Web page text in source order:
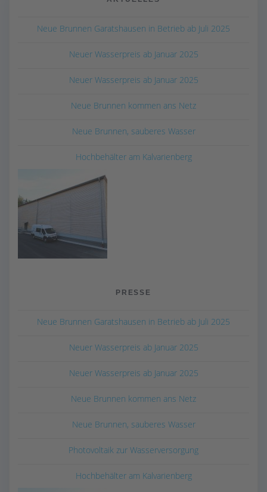
Neue Brunnen Garatshausen in Betrieb ab Juli 2025
Neuer Wasserpreis ab Januar 2025
Neuer Wasserpreis ab Januar 2025
Neue Brunnen kommen ans Netz
Neue Brunnen, sauberes Wasser
Hochbehälter am Kalvarienberg
PRESSE
Neue Brunnen Garatshausen in Betrieb ab Juli 2025
Neuer Wasserpreis ab Januar 2025
Neuer Wasserpreis ab Januar 2025
Neue Brunnen kommen ans Netz
Neue Brunnen, sauberes Wasser
Photovoltaik zur Wasserversorgung
Hochbehälter am Kalvarienberg